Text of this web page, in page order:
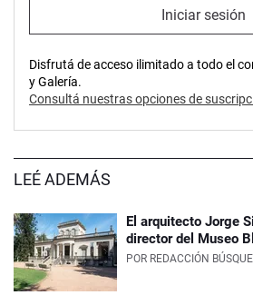
Iniciar sesión
Disfrutá de acceso ilimitado a todo el
y Galería.
Consultá nuestras opciones de
LEÉ ADEMÁS
El arquitecto Jorge
director del Museo
POR REDACCIÓN